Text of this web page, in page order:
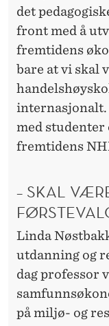
det
front med å
fremtidens
bare at vi skal
internasjonalt.
med
fremtidens
– SKAL
Linda
utdanning og
dag professor
på miljø- og